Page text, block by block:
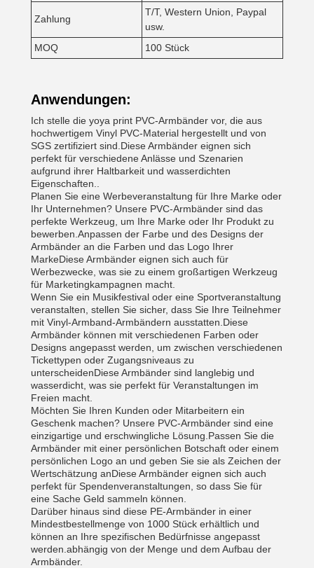
Zahlung
T/T, Western Union, Paypal
usw.
MOQ
100 Stück
Anwendungen:
Ich stelle die yoya print PVC-Armbänder vor, die aus
hochwertigem Vinyl PVC-Material hergestellt und von
SGS zertifiziert sind.Diese Armbänder eignen sich
perfekt für verschiedene Anlässe und Szenarien
aufgrund ihrer Haltbarkeit und wasserdichten
Eigenschaften..
Planen Sie eine Werbeveranstaltung für Ihre Marke oder
Ihr Unternehmen? Unsere PVC-Armbänder sind das
perfekte Werkzeug, um Ihre Marke oder Ihr Produkt zu
bewerben.Anpassen der Farbe und des Designs der
Armbänder an die Farben und das Logo Ihrer
MarkeDiese Armbänder eignen sich auch für
Werbezwecke, was sie zu einem großartigen Werkzeug
für Marketingkampagnen macht.
Wenn Sie ein Musikfestival oder eine Sportveranstaltung
veranstalten, stellen Sie sicher, dass Sie Ihre Teilnehmer
mit Vinyl-Armband-Armbändern ausstatten.Diese
Armbänder können mit verschiedenen Farben oder
Designs angepasst werden, um zwischen verschiedenen
Tickettypen oder Zugangsniveaus zu
unterscheidenDiese Armbänder sind langlebig und
wasserdicht, was sie perfekt für Veranstaltungen im
Freien macht.
Möchten Sie Ihren Kunden oder Mitarbeitern ein
Geschenk machen? Unsere PVC-Armbänder sind eine
einzigartige und erschwingliche Lösung.Passen Sie die
Armbänder mit einer persönlichen Botschaft oder einem
persönlichen Logo an und geben Sie sie als Zeichen der
Wertschätzung anDiese Armbänder eignen sich auch
perfekt für Spendenveranstaltungen, so dass Sie für
eine Sache Geld sammeln können.
Darüber hinaus sind diese PE-Armbänder in einer
Mindestbestellmenge von 1000 Stück erhältlich und
können an Ihre spezifischen Bedürfnisse angepasst
werden.abhängig von der Menge und dem Aufbau der
Armbänder.